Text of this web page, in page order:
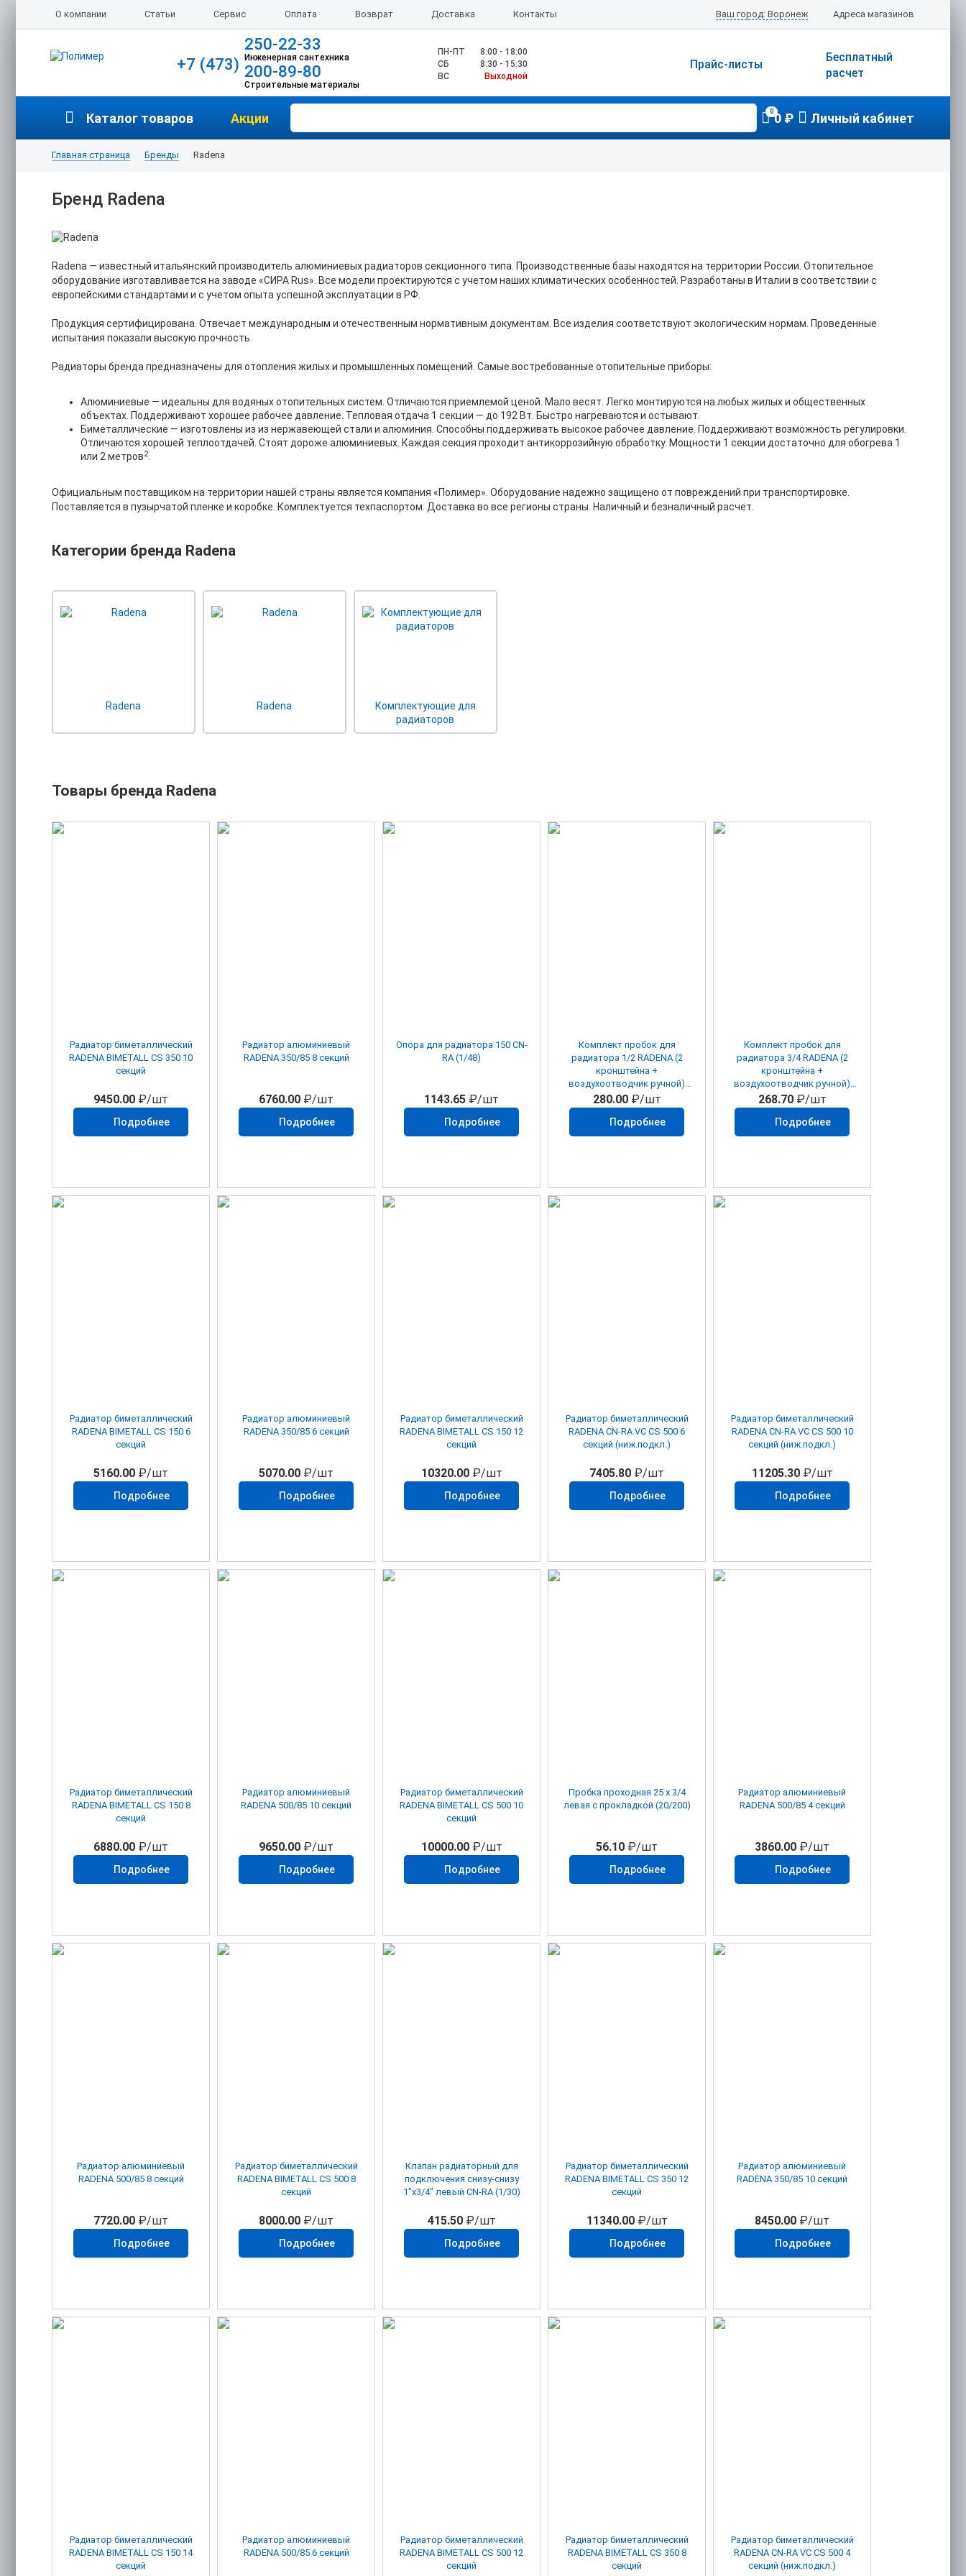
О компании Статьи Сервис Оплата Возврат Доставка Контакты Адреса магазинов
Ваш город: Воронеж
+7 (473)
250-22-33
Инженерная сантехника
200-89-80
Строительные материалы
ПН-ПТ
8:00 - 18:00
CБ
8:30 - 15:30
ВС
Выходной
Бесплатный
расчет
Прайс-листы
Каталог товаров Акции 00 ₽ Личный кабинет
Главная страница Бренды Radena
Бренд Radena
Radena — известный итальянский производитель алюминиевых радиаторов секционного типа. Производственные базы находятся на территории России. Отопительное
оборудование изготавливается на заводе «СИРА Rus». Все модели проектируются с учетом наших климатических особенностей. Разработаны в Италии в соответствии с
европейскими стандартами и с учетом опыта успешной эксплуатации в РФ.
Продукция сертифицирована. Отвечает международным и отечественным нормативным документам. Все изделия соответствуют экологическим нормам. Проведенные
испытания показали высокую прочность.
Радиаторы бренда предназначены для отопления жилых и промышленных помещений. Самые востребованные отопительные приборы:
Алюминиевые — идеальны для водяных отопительных систем. Отличаются приемлемой ценой. Мало весят. Легко монтируются на любых жилых и общественных
объектах. Поддерживают хорошее рабочее давление. Тепловая отдача 1 секции — до 192 Вт. Быстро нагреваются и остывают.
Биметаллические — изготовлены из из нержавеющей стали и алюминия. Способны поддерживать высокое рабочее давление. Поддерживают возможность регулировки.
Отличаются хорошей теплоотдачей. Стоят дороже алюминиевых. Каждая секция проходит антикоррозийную обработку. Мощности 1 секции достаточно для обогрева 1
или 2 метров2.
Официальным поставщиком на территории нашей страны является компания «Полимер». Оборудование надежно защищено от повреждений при транспортировке.
Поставляется в пузырчатой пленке и коробке. Комплектуется техпаспортом. Доставка во все регионы страны. Наличный и безналичный расчет.
Категории бренда Radena
Radena Radena
Комплектующие для
радиаторов
Товары бренда Radena
Радиатор биметаллический
RADENA BIMETALL CS 350 10
секций
9450.00 ₽/шт
Подробнее
Радиатор алюминиевый
RADENA 350/85 8 секций
6760.00 ₽/шт
Подробнее
Опора для радиатора 150 CN-
RA (1/48)
1143.65 ₽/шт
Подробнее
Комплект пробок для
радиатора 1/2 RADENA (2
кронштейна +
воздухоотводчик ручной)
(1/40)
280.00₽/шт
Подробнее
Комплект пробок для
радиатора 3/4 RADENA (2
кронштейна +
воздухоотводчик ручной)
(1/40)
268.70₽/шт
Подробнее
Радиатор биметаллический
RADENA BIMETALL CS 150 6
секций
5160.00 ₽/шт
Подробнее
Радиатор алюминиевый
RADENA 350/85 6 секций
5070.00 ₽/шт
Подробнее
Радиатор биметаллический
RADENA BIMETALL CS 150 12
секций
10320.00₽/шт
Подробнее
Радиатор биметаллический
RADENA CN-RA VC CS 500 6
секций (ниж.подкл.)
7405.80 ₽/шт
Подробнее
Радиатор биметаллический
RADENA CN-RA VC CS 500 10
секций (ниж.подкл.)
11205.30₽/шт
Подробнее
Радиатор биметаллический
RADENA BIMETALL CS 150 8
секций
6880.00 ₽/шт
Подробнее
Радиатор алюминиевый
RADENA 500/85 10 секций
9650.00 ₽/шт
Подробнее
Радиатор биметаллический
RADENA BIMETALL CS 500 10
секций
10000.00₽/шт
Подробнее
Пробка проходная 25 х 3/4
левая с прокладкой (20/200)
56.10 ₽/шт
Подробнее
Радиатор алюминиевый
RADENA 500/85 4 секций
3860.00 ₽/шт
Подробнее
Радиатор алюминиевый
RADENA 500/85 8 секций
7720.00 ₽/шт
Подробнее
Радиатор биметаллический
RADENA BIMETALL CS 500 8
секций
8000.00 ₽/шт
Подробнее
Клапан радиаторный для
подключения снизу-снизу
1"х3/4" левый CN-RA (1/30)
415.50₽/шт
Подробнее
Радиатор биметаллический
RADENA BIMETALL CS 350 12
секций
11340.00₽/шт
Подробнее
Радиатор алюминиевый
RADENA 350/85 10 секций
8450.00 ₽/шт
Подробнее
Радиатор биметаллический
RADENA BIMETALL CS 150 14
секций
Радиатор алюминиевый
RADENA 500/85 6 секций
Радиатор биметаллический
RADENA BIMETALL CS 500 12
секций
Радиатор биметаллический
RADENA BIMETALL CS 350 8
секций
Радиатор биметаллический
RADENA CN-RA VC CS 500 4
секций (ниж.подкл.)